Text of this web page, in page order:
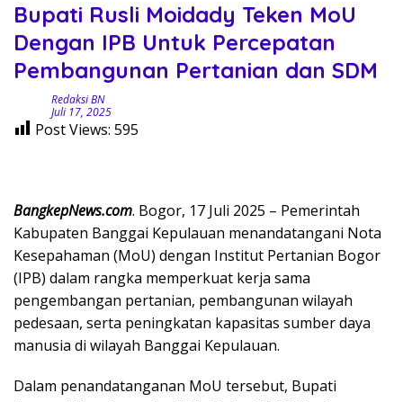
Bupati Rusli Moidady Teken MoU
Dengan IPB Untuk Percepatan
Pembangunan Pertanian dan SDM
Redaksi BN
Juli 17, 2025
Post Views: 595
BangkepNews.com. Bogor, 17 Juli 2025 – Pemerintah
Kabupaten Banggai Kepulauan menandatangani Nota
Kesepahaman (MoU) dengan Institut Pertanian Bogor
(IPB) dalam rangka memperkuat kerja sama
pengembangan pertanian, pembangunan wilayah
pedesaan, serta peningkatan kapasitas sumber daya
manusia di wilayah Banggai Kepulauan.
Dalam penandatanganan MoU tersebut, Bupati